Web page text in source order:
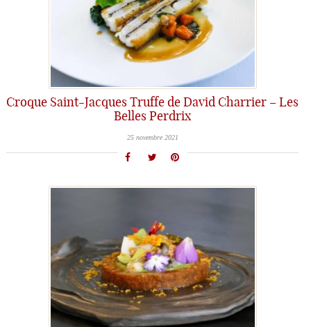
Croque Saint-Jacques Truffe de David Charrier – Les
Belles Perdrix
25 novembre 2021